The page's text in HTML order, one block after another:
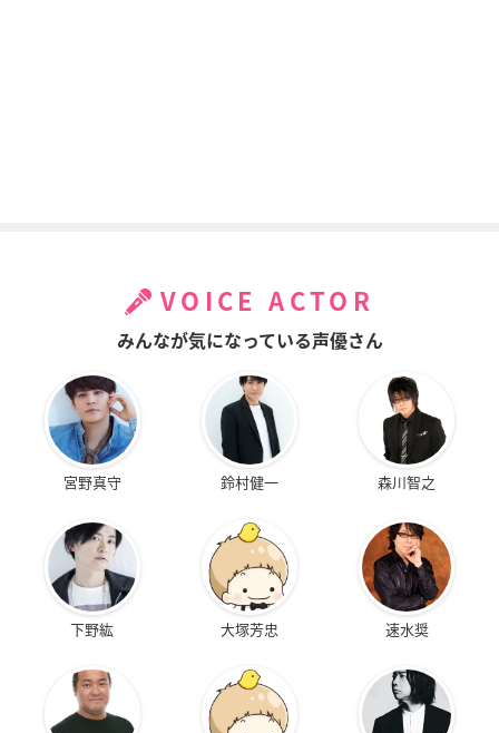
VOICE ACTOR
みんなが気になっている声優さん
宮野真守 鈴村健一 森川智之
下野紘 大塚芳忠 速水奨